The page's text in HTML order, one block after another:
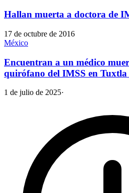
Hallan muerta a doctora de
17 de octubre de 2016
México
Encuentran a un médico
quirófano del IMSS en
1 de julio de 2025·